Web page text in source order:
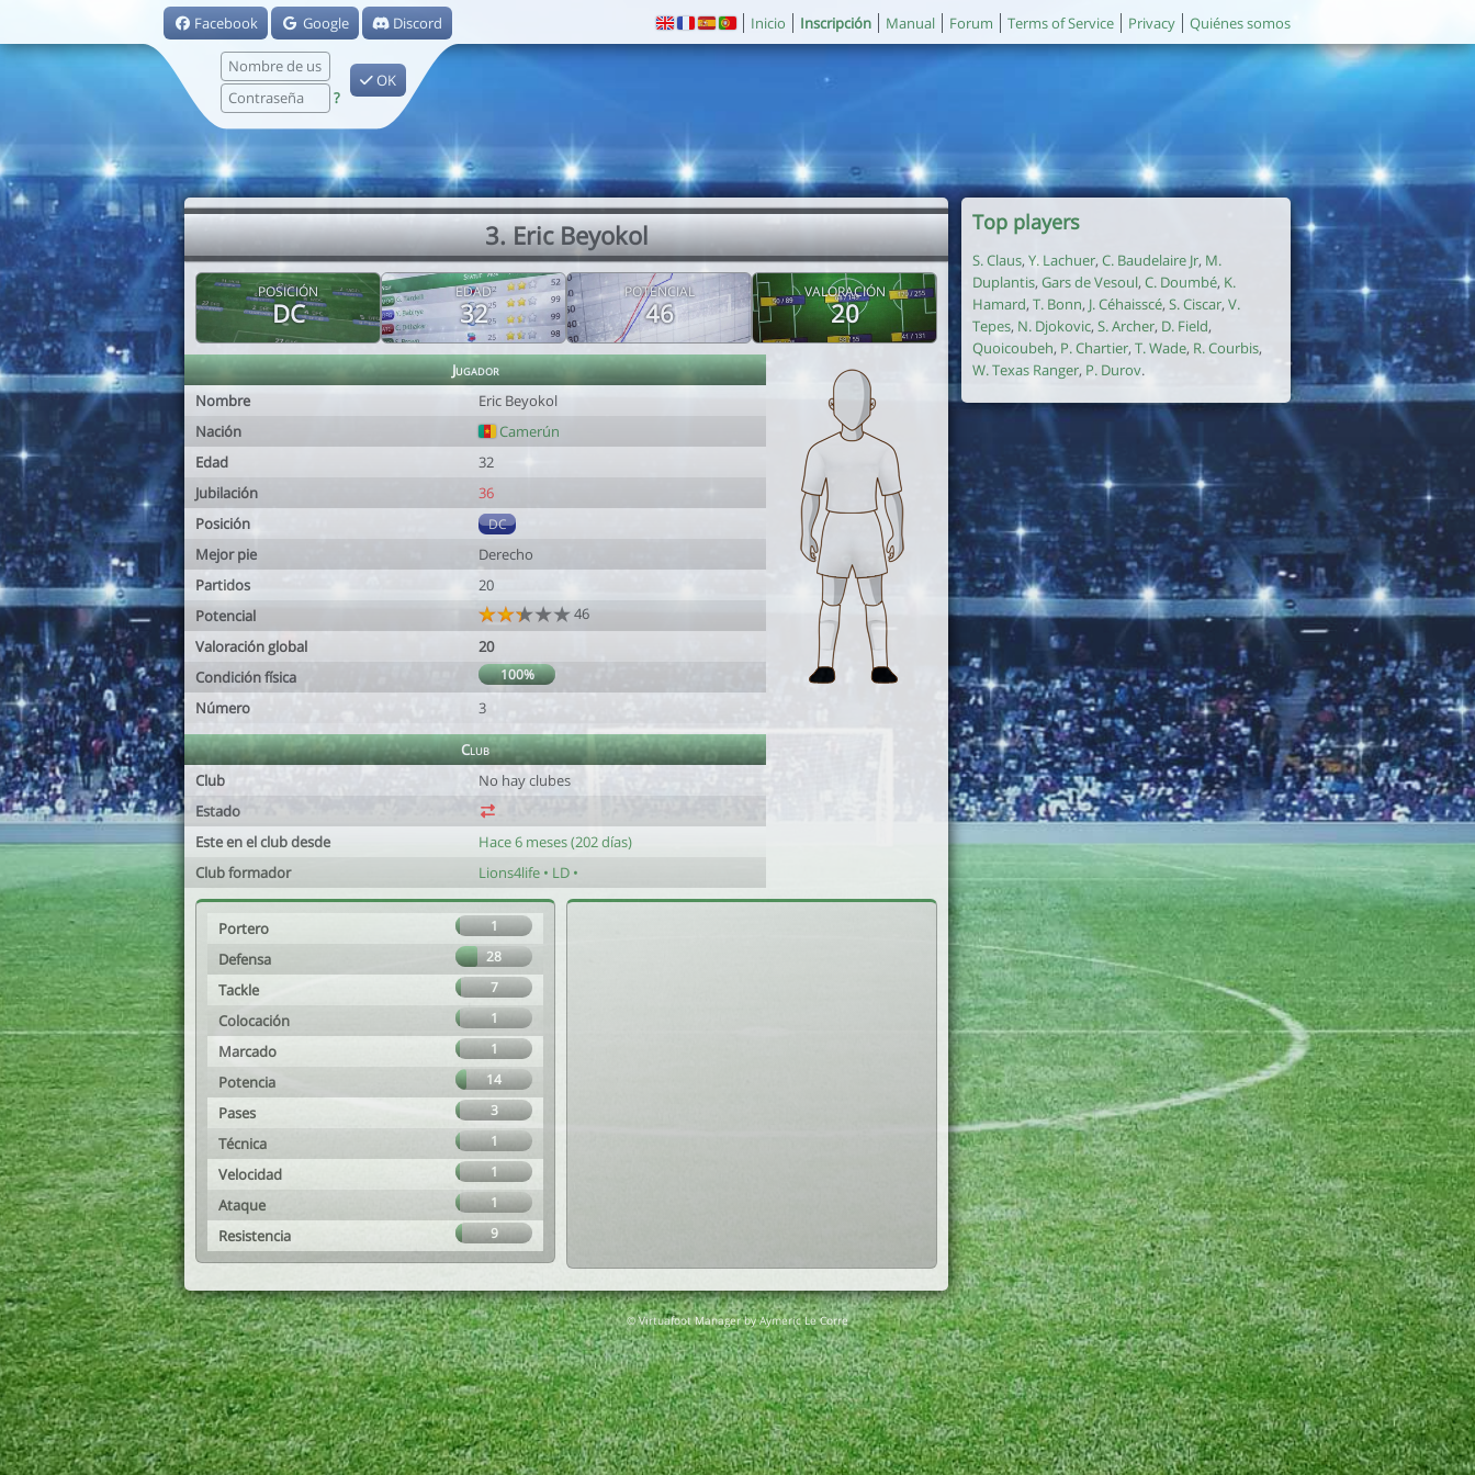
Facebook Google Discord
?
OK
Inicio Inscripción Manual Forum Terms of Service Privacy Quiénes somos
3. Eric Beyokol
POSICIÓN
DC
EDAD
32
POTENCIAL
46
VALORACIÓN
20
Jugador
Nombre
Eric Beyokol
Nación
Camerún
Edad
32
Jubilación
36
Posición
DC
Mejor pie
Derecho
Partidos
20
Potencial
46
Valoración global
20
Condición física
100%
Número 3
Club
Club
No hay clubes
Estado
Este en el club desde
Hace 6 meses (202 días)
Club formador
Lions4life • LD •
Portero 1
Defensa 28
Tackle 7
Colocación 1
Marcado 1
Potencia 14
Pases 3
Técnica 1
Velocidad 1
Ataque 1
Resistencia 9
Top players
S. Claus, Y. Lachuer, C. Baudelaire Jr, M.
Duplantis, Gars de Vesoul, C. Doumbé, K.
Hamard, T. Bonn, J. Céhaisscé, S. Ciscar, V.
Tepes, N. Djokovic, S. Archer, D. Field,
Quoicoubeh, P. Chartier, T. Wade, R. Courbis,
W. Texas Ranger, P. Durov.
© Virtuafoot Manager by Aymeric Le Corre